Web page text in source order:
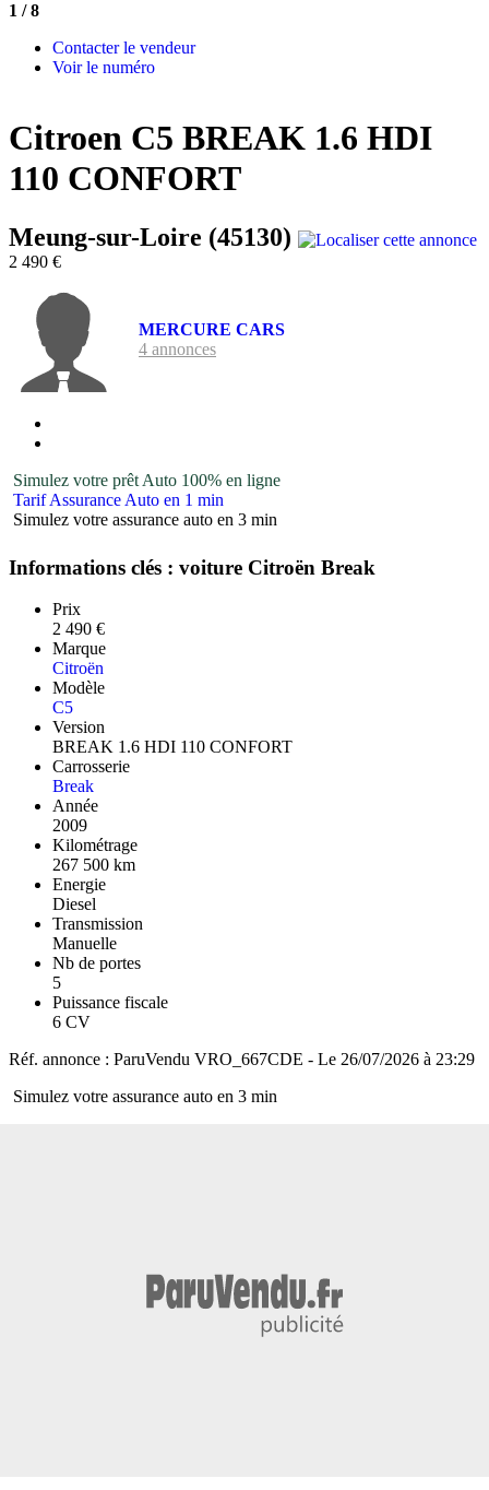
1 / 8
Contacter le vendeur
Voir le numéro
Citroen C5 BREAK 1.6 HDI
110 CONFORT
Meung-sur-Loire (45130)
2 490 €
MERCURE CARS
4 annonces
Simulez votre prêt Auto 100% en ligne
Tarif Assurance Auto en 1 min
Simulez votre assurance auto en 3 min
Informations clés : voiture Citroën Break
Prix
2 490 €
Marque
Citroën
Modèle
C5
Version
BREAK 1.6 HDI 110 CONFORT
Carrosserie
Break
Année
2009
Kilométrage
267 500 km
Energie
Diesel
Transmission
Manuelle
Nb de portes
5
Puissance fiscale
6 CV
Réf. annonce : ParuVendu VRO_667CDE - Le 26/07/2026 à 23:29
Simulez votre assurance auto en 3 min